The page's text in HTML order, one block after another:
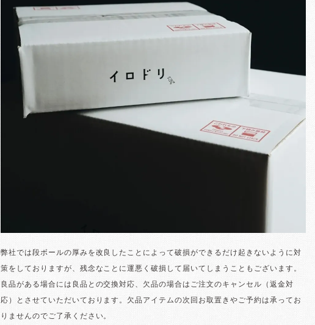
弊社では段ボールの厚みを改良したことによって破損ができるだけ起きないように対
策をしておりますが、残念なことに運悪く破損して届いてしまうこともございます。
良品がある場合には良品との交換対応、欠品の場合はご注文のキャンセル（返金対
応）とさせていただいております。欠品アイテムの次回お取置きやご予約は承ってお
りませんのでご了承ください。